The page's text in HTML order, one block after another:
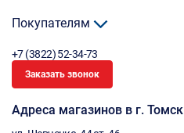
Покупателям
+7 (3822) 52-34-73
Заказать звонок
Адреса магазинов в г. Томск